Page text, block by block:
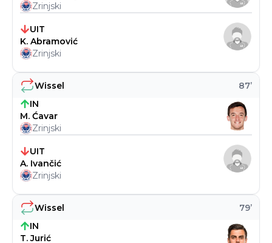
Wissel 79’
IN
T. Jurić
Wissel 87’
IN
M. Ćavar
Zrinjski
UIT
A. Ivančić
Zrinjski
Zrinjski
UIT
K. Abramović
Zrinjski